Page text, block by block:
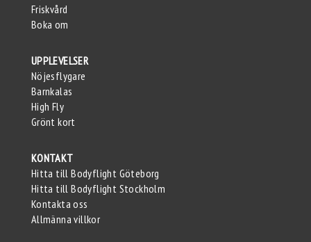
Friskvård
Boka om
UPPLEVELSER
Nöjesflygare
Barnkalas
High Fly
Grönt kort
KONTAKT
Hitta till Bodyflight Göteborg
Hitta till Bodyflight Stockholm
Kontakta oss
Allmänna villkor